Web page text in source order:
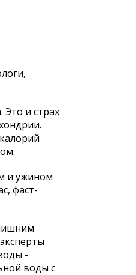
Это и страх
и ужином
фаст-
-
воды с